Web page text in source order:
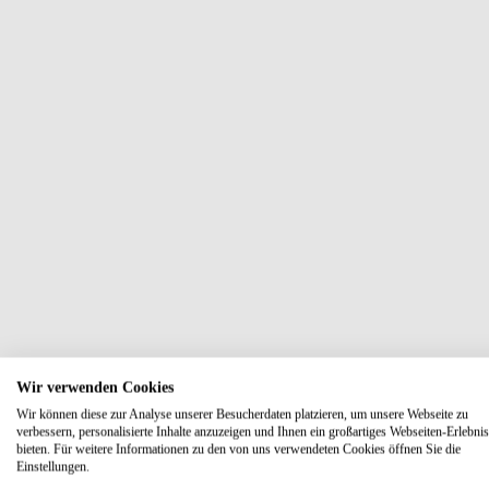
Wir verwenden Cookies
Wir können diese zur Analyse unserer Besucherdaten platzieren, um unsere Webseite zu
verbessern, personalisierte Inhalte anzuzeigen und Ihnen ein großartiges Webseiten-
bieten. Für weitere Informationen zu den von uns verwendeten Cookies öffnen Sie die
Einstellungen.